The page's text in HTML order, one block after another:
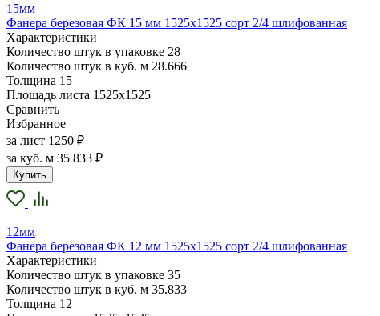
15мм
Фанера березовая ФК 15 мм 1525х1525 сорт 2/4 шлифованная
Характеристики
Количество штук в упаковке 28
Количество штук в куб. м 28.666
Толщина 15
Площадь листа 1525х1525
Сравнить
Избранное
за лист 1250 ₽
за куб. м 35 833 ₽
Купить
12мм
Фанера березовая ФК 12 мм 1525х1525 сорт 2/4 шлифованная
Характеристики
Количество штук в упаковке 35
Количество штук в куб. м 35.833
Толщина 12